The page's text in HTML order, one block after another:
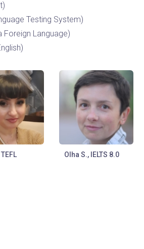
Testing System)
Foreign Language)
Olha S., IELTS 8.0